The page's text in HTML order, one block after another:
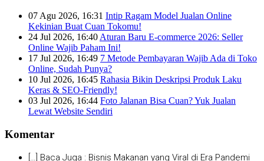
07 Agu 2026, 16:31 Intip Ragam Model Jualan Online
Kekinian Buat Cuan Tokomu!
24 Jul 2026, 16:40 Aturan Baru E-commerce 2026: Seller
Online Wajib Paham Ini!
17 Jul 2026, 16:49 7 Metode Pembayaran Wajib Ada di Toko
Online, Sudah Punya?
10 Jul 2026, 16:45 Rahasia Bikin Deskripsi Produk Laku
Keras & SEO-Friendly!
03 Jul 2026, 16:44 Foto Jalanan Bisa Cuan? Yuk Jualan
Lewat Website Sendiri
Komentar
[…] Baca Juga : Bisnis Makanan yang Viral di Era Pandemi